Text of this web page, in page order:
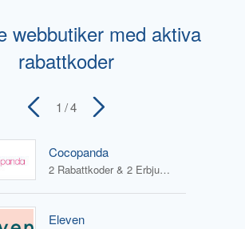
webbutiker med aktiva
rabattkoder
1 / 4
Cocopanda
2 Rabattkoder & 2 Erbjudanden
Eleven